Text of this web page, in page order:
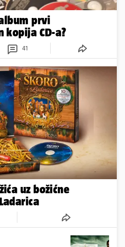
prvi
kopija CD-a?
41
uz božićne